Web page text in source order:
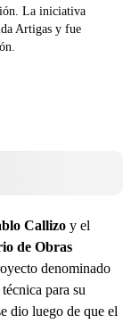
La iniciativa
Artigas y fue
Callizo y el
de Obras
denominado
para su
dio luego de que el